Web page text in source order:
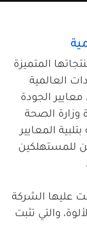
المتميزة
العالمية
معايير الجودة
وزارة الصحة
المعايير
للمستهلكين
عليها الشركة
والتي تثبت